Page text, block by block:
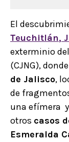
El
Teuchitlán,
exterminio
(CJNG),
de Jalisco,
de
una efímera
otros casos
Esmeralda